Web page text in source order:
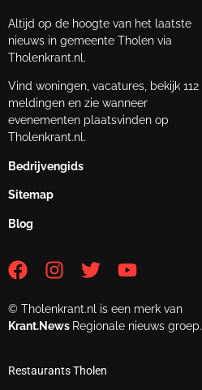
Altijd op de hoogte van het laatste
nieuws in gemeente Tholen via
Tholenkrant.nl.
Vind woningen, vacatures, bekijk 112
meldingen en zie wanneer
evenementen plaatsvinden op
Tholenkrant.nl.
Bedrijvengids
Sitemap
Blog
© Tholenkrant.nl is een merk van
Krant.News Regionale nieuws groep.
Restaurants Tholen